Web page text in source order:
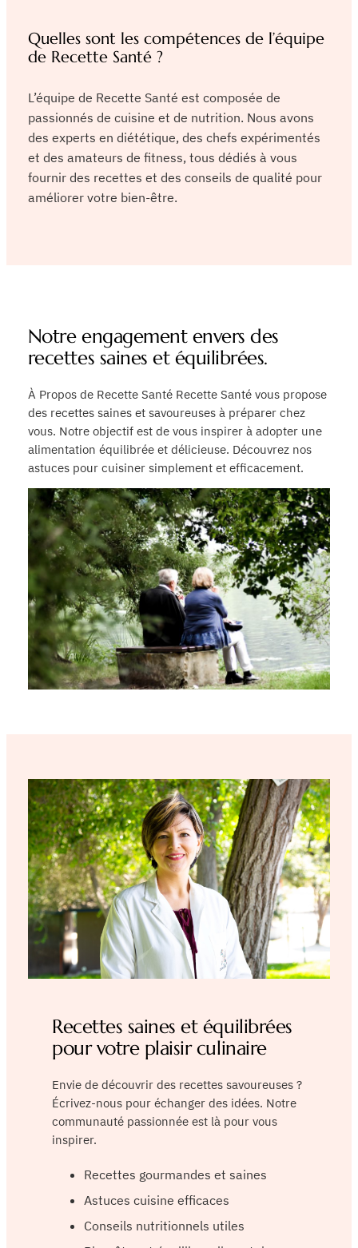
Quelles sont les compétences de l’équipe
de Recette Santé ?
L’équipe de Recette Santé est composée de
passionnés de cuisine et de nutrition. Nous avons
des experts en diététique, des chefs expérimentés
et des amateurs de fitness, tous dédiés à vous
fournir des recettes et des conseils de qualité pour
améliorer votre bien-être.
Notre engagement envers des
recettes saines et équilibrées.
À Propos de Recette Santé Recette Santé vous propose
des recettes saines et savoureuses à préparer chez
vous. Notre objectif est de vous inspirer à adopter une
alimentation équilibrée et délicieuse. Découvrez nos
astuces pour cuisiner simplement et efficacement.
Recettes saines et équilibrées
pour votre plaisir culinaire
Envie de découvrir des recettes savoureuses ?
Écrivez-nous pour échanger des idées. Notre
communauté passionnée est là pour vous
inspirer.
Recettes gourmandes et saines
Astuces cuisine efficaces
Conseils nutritionnels utiles